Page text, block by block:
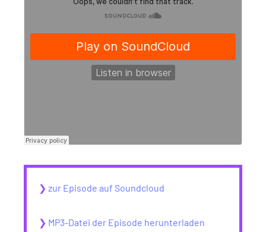
❯ zur Episode auf Soundcloud
❯ MP3-Datei der Episode herunterladen